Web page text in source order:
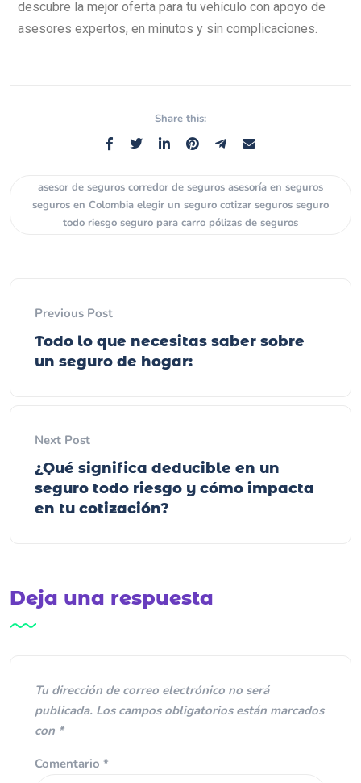
descubre la mejor oferta para tu vehículo con apoyo de
asesores expertos, en minutos y sin complicaciones.
Share this:
asesor de seguros corredor de seguros asesoría en seguros
seguros en Colombia elegir un seguro cotizar seguros seguro
todo riesgo seguro para carro pólizas de seguros
Previous Post
Todo lo que necesitas saber sobre
un seguro de hogar:
Next Post
¿Qué significa deducible en un
seguro todo riesgo y cómo impacta
en tu cotización?
Deja una respuesta
Tu dirección de correo electrónico no será
publicada. Los campos obligatorios están marcados
con *
Comentario *